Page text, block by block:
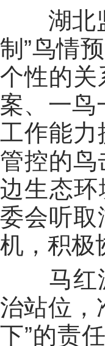
湖北监
制”鸟情
个性的关
案、一鸟
工作能力
管控的
边生态
委会听取
机，积极
马红波
治站位，
下”的责